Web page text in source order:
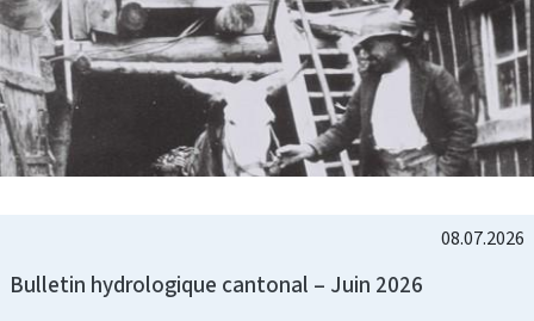
08.07.2026
Bulletin hydrologique cantonal – Juin 2026